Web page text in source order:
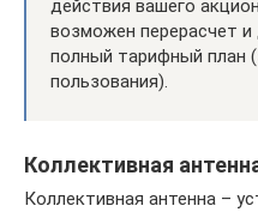
действия вашего
возможен перерасчет
полный тарифный план
пользования).
Коллективная
Коллективная антенна –